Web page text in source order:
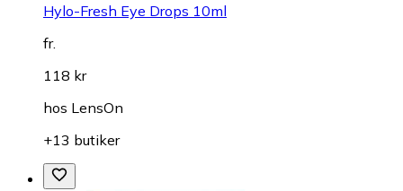
Hylo-Fresh Eye Drops 10ml
fr.
118 kr
hos LensOn
+13 butiker